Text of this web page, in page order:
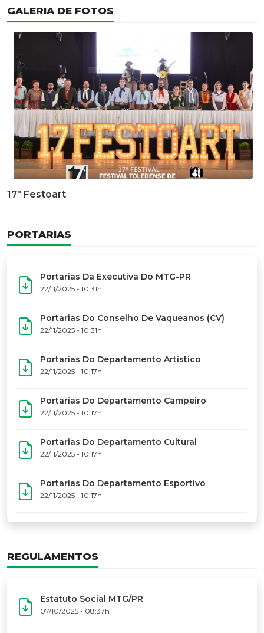
GALERIA DE FOTOS
17º Festoart
PORTARIAS
Portarias Da Executiva Do MTG-PR
22/11/2025 - 10:31h
Portarias Do Conselho De Vaqueanos (CV)
22/11/2025 - 10:31h
Portarias Do Departamento Artístico
22/11/2025 - 10:17h
Portarias Do Departamento Campeiro
22/11/2025 - 10:17h
Portarias Do Departamento Cultural
22/11/2025 - 10:17h
Portarias Do Departamento Esportivo
22/11/2025 - 10:17h
REGULAMENTOS
Estatuto Social MTG/PR
07/10/2025 - 08:37h